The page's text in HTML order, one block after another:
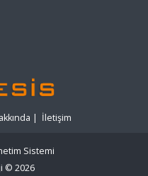
| İletişim
Sistemi
© 2026